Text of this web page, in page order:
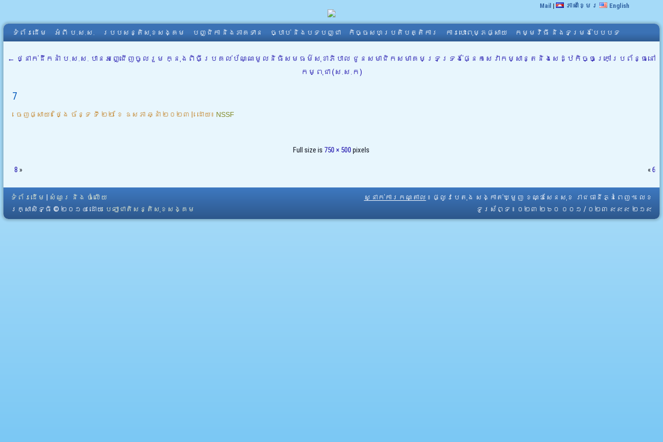
Mail | ភាសាខ្មែរ English
ទំព័រដើម អំពី​ ប.ស.ស. របបសន្តិសុខសង្គម បញ្ជិកា និងភាគទាន ច្បាប់ និងបទបញ្ជា កិច្ចសហប្រតិបត្តិការ ការបោះពុម្ភផ្សាយ កម្មវិធី និងទម្រង់បែបបទ
← ថ្នាក់ដឹកនាំ ប.ស.ស. បានអញ្ជើញចូលរួម ក្នុងពិធីប្រគល់ប័ណ្ណមូលនិធិសមធម៌សុខាភិបាល ជូនសមាជិកសមាគមទ្រទ្រង់ផ្នែកសេវាកម្សាន្តនិងសេដ្ឋកិច្ចក្រៅប្រព័ន្ធនៅ
កម្ពុជា (ស.ស.ក)
7
ចេញផ្សាយ៖ ថ្ងៃ ច័ន្ទ ទី ២២ ខែ ឧសភា ឆ្នាំ ២០២៣ | ដោយ៖ NSSF
Full size is 750 × 500 pixels
8 » «6
ទំព័រដើម
សំណួរ និង ចំលើយ
រក្សាសិទ្ធិ © ២០១៤ ដោយ​ បេឡាជាតិសន្តិសុខសង្គម
ស្នាក់ការកណ្តាល ៖ ផ្លូវបេតុង សង្កាត់ឃ្មួញ ខណ្ឌសែនសុខ រាជធានីភ្នំពេញ។ លេខ
ទូរស័ព្ទ ៖ ០២៣ ២៦០ ០០១ / ០២៣ ៩៩៩ ២១៩